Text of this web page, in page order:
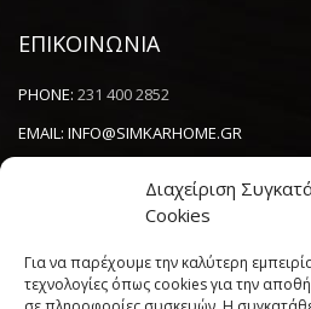
Διαχείριση
Cookies
Για να παρέχουμε την καλύτερη
τεχνολογίες όπως cookies για την
ΕΠΙΚΟΙΝΩΝΙΑ
PHONE: 231 400 2852
EMAIL: INFO@SIMKARHOME.GR
NEWSLETTER